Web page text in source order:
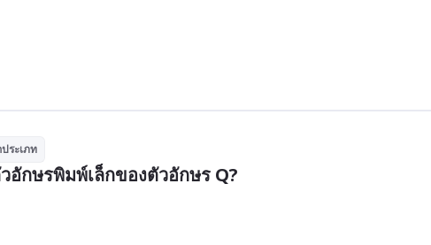
ประเภท
อักษรพิมพ์เล็กของตัวอักษร Q?